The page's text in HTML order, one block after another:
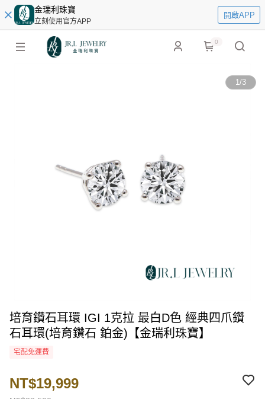
金瑞利珠寶
立刻使用官方APP
開啟APP
0
1/3
培育鑽石耳環 IGI 1克拉 最白D色 經典四爪鑽
石耳環(培育鑽石 鉑金)【金瑞利珠寶】
宅配免運費
NT$19,999